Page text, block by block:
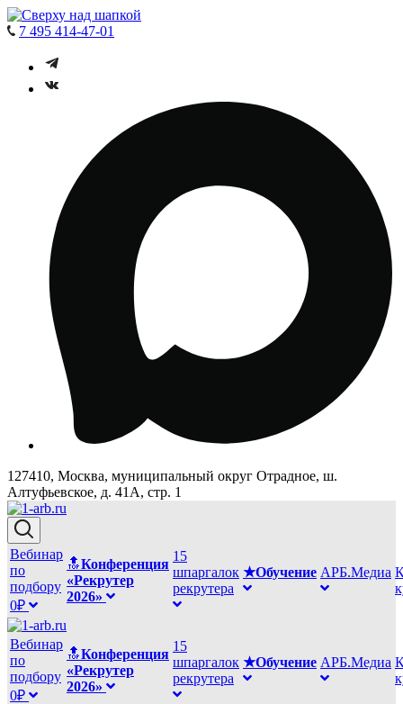
7 495 414-47-01
127410, Москва, муниципальный округ Отрадное, ш.
Алтуфьевское, д. 41А, стр. 1
Вебинар
по
подбору
0₽
🔝Конференция
«Рекрутер
2026»
15
шпаргалок
рекрутера
★Обучение АРБ.Медиа
Вебинар
по
подбору
0₽
🔝Конференция
«Рекрутер
2026»
15
шпаргалок
рекрутера
★Обучение АРБ.Медиа